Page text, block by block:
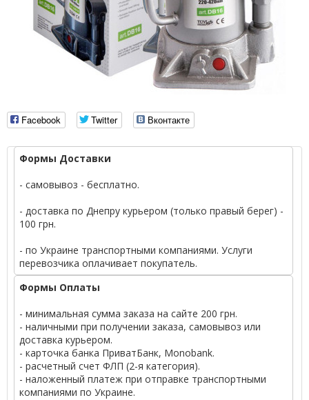
Facebook Twitter Вконтакте
Формы Доставки
- самовывоз - бесплатно.
- доставка по Днепру курьером (только правый берег) -
100 грн.
- по Украине транспортными компаниями. Услуги
перевозчика оплачивает покупатель.
Формы Оплаты
- минимальная сумма заказа на сайте 200 грн.
- наличными при получении заказа, самовывоз или
доставка курьером.
- карточка банка ПриватБанк, Monobank.
- расчетный счет ФЛП (2-я категория).
- наложенный платеж при отправке транспортными
компаниями по Украине.